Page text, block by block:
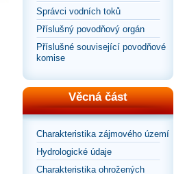
Správci vodních toků
Příslušný povodňový orgán
Příslušné související povodňové
komise
Věcná část
Charakteristika zájmového území
Hydrologické údaje
Charakteristika ohrožených